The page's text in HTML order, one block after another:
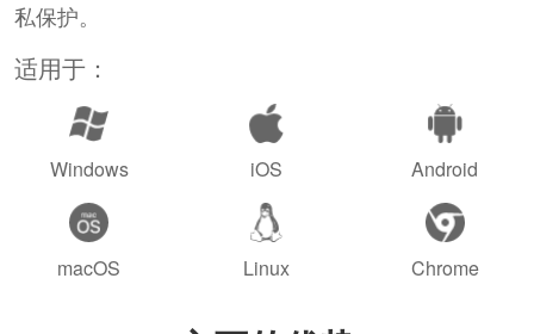
私保护。
适用于：
Windows iOS Android
macOS Linux Chrome